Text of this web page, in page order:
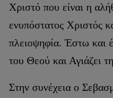
Χριστό που είναι η
ενυπόστατος Χριστός
πλειοψηφία. Έστω και
του Θεού και Αγιάζει
Στην συνέχεια ο